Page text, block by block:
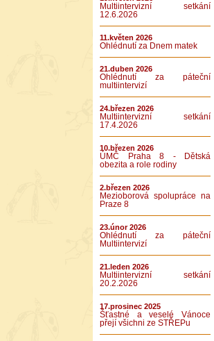
Multiintervizní setkání
12.6.2026
11.květen 2026
Ohlédnutí za Dnem matek
21.duben 2026
Ohlédnutí za páteční
multiintervizí
24.březen 2026
Multiintervizní setkání
17.4.2026
10.březen 2026
ÚMČ Praha 8 - Dětská
obezita a role rodiny
2.březen 2026
Mezioborová spolupráce na
Praze 8
23.únor 2026
Ohlédnutí za páteční
Multiintervizí
21.leden 2026
Multiintervizní setkání
20.2.2026
17.prosinec 2025
Šťastné a veselé Vánoce
přejí všichni ze STŘEPu